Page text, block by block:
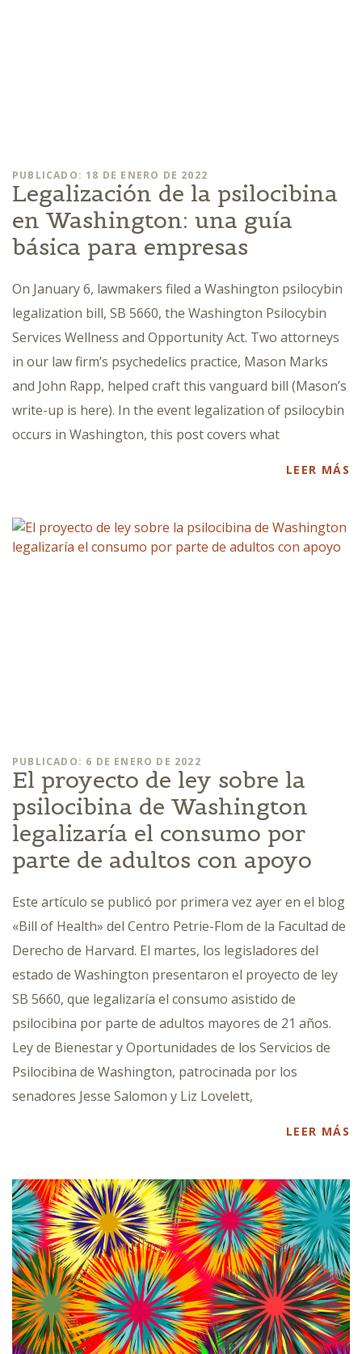
PUBLICADO: 18 DE ENERO DE 2022
Legalización de la psilocibina
en Washington: una guía
básica para empresas
On January 6, lawmakers filed a Washington psilocybin
legalization bill, SB 5660, the Washington Psilocybin
Services Wellness and Opportunity Act. Two attorneys
in our law firm’s psychedelics practice, Mason Marks
and John Rapp, helped craft this vanguard bill (Mason’s
write-up is here). In the event legalization of psilocybin
occurs in Washington, this post covers what
LEER MÁS
PUBLICADO: 6 DE ENERO DE 2022
El proyecto de ley sobre la
psilocibina de Washington
legalizaría el consumo por
parte de adultos con apoyo
Este artículo se publicó por primera vez ayer en el blog
«Bill of Health» del Centro Petrie-Flom de la Facultad de
Derecho de Harvard. El martes, los legisladores del
estado de Washington presentaron el proyecto de ley
SB 5660, que legalizaría el consumo asistido de
psilocibina por parte de adultos mayores de 21 años.
Ley de Bienestar y Oportunidades de los Servicios de
Psilocibina de Washington, patrocinada por los
senadores Jesse Salomon y Liz Lovelett,
LEER MÁS